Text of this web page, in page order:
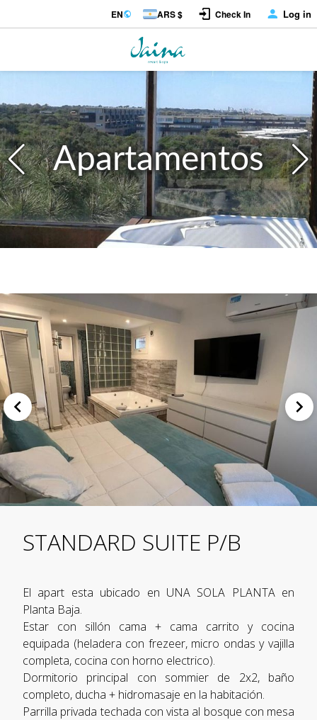
EN ARS $ Check In Log in
Apartamentos
STANDARD SUITE P/B
El apart esta ubicado en UNA SOLA PLANTA en
Planta Baja.
Estar con sillón cama + cama carrito y cocina
equipada (heladera con frezeer, micro ondas y vajilla
completa, cocina con horno electrico).
Dormitorio principal con sommier de 2x2, baño
completo, ducha + hidromasaje en la habitación.
Parrilla privada techada con vista al bosque con mesa